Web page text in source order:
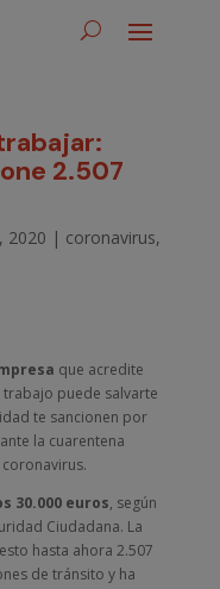
2.507
2020 | coronavirus,
que acredite
puede salvarte
te sancionen por
la cuarentena
30.000 euros, según
Ciudadana. La
hasta ahora 2.507
de tránsito y ha